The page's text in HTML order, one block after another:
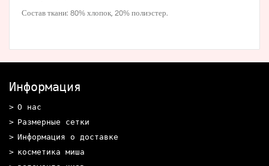
Состав ткани: 80% хлопок, 20% полиэстер.
Информация
О нас
Размерные сетки
Информация о доставке
косметика миша